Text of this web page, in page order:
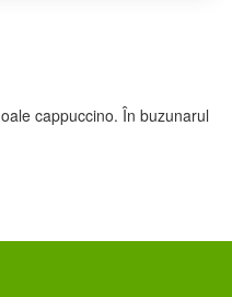
cappuccino. În buzunarul